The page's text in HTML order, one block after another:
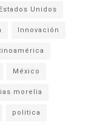
Estados Unidos
Innovación
México
morelia
politica